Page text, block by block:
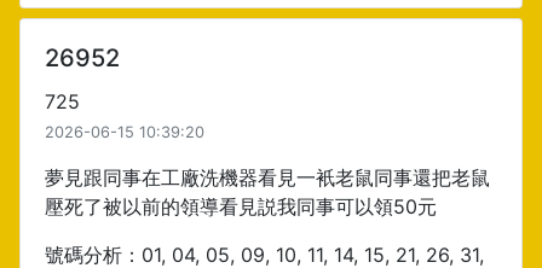
26952
725
2026-06-15 10:39:20
夢見跟同事在工廠洗機器看見一衹老鼠同事還把老鼠
壓死了被以前的領導看見説我同事可以領50元
號碼分析：01, 04, 05, 09, 10, 11, 14, 15, 21, 26, 31,